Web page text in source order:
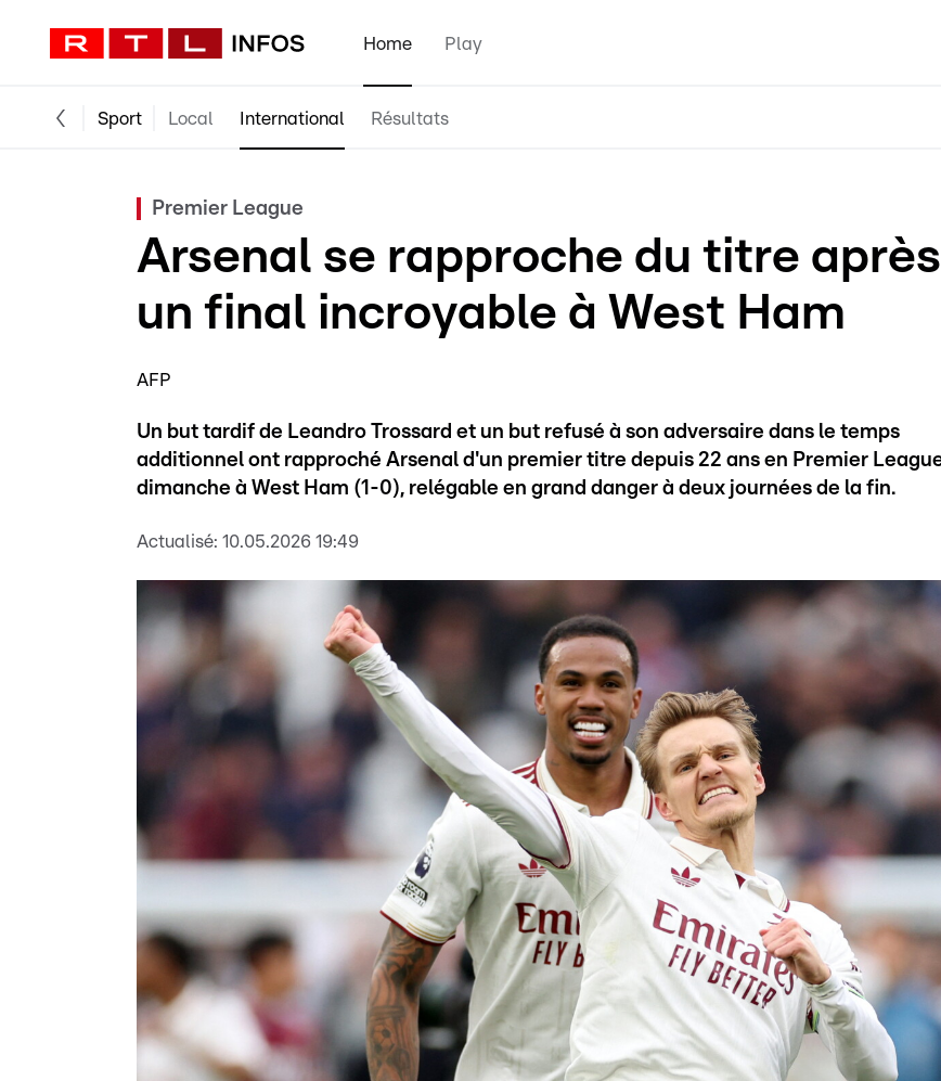
Home Play
Sport Local International Résultats
Premier League
Arsenal se rapproche du titre après
un final incroyable à West Ham
AFP
Un but tardif de Leandro Trossard et un but refusé à son adversaire dans le temps
additionnel ont rapproché Arsenal d'un premier titre depuis 22 ans en Premier
dimanche à West Ham (1-0), relégable en grand danger à deux journées de la fin.
Actualisé: 10.05.2026 19:49